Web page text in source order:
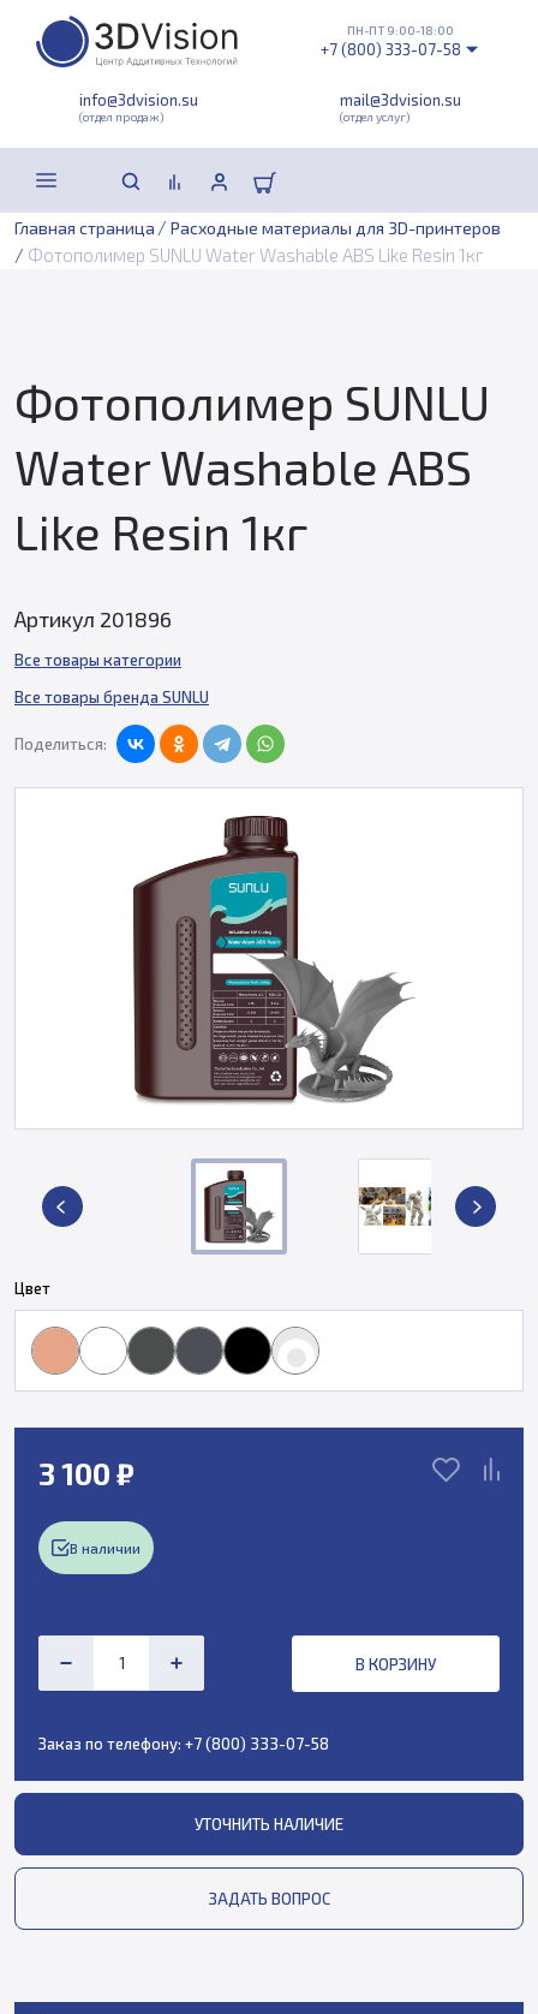
info@3dvision.su
(отдел продаж)
mail@3dvision.su
(отдел услуг)
ПН-ПТ 9:00-18:00
+7 (800) 333-07-58
Главная страница / Расходные материалы для 3D-принтеров
/ Фотополимер SUNLU Water Washable ABS Like Resin 1кг
Фотополимер SUNLU
Water Washable ABS
Like Resin 1кг
Артикул 201896
Все товары категории
Все товары бренда SUNLU
Поделиться:
Цвет
3 100 ₽
В наличии
В КОРЗИНУ
Заказ по телефону: +7 (800) 333-07-58
УТОЧНИТЬ НАЛИЧИЕ
ЗАДАТЬ ВОПРОС